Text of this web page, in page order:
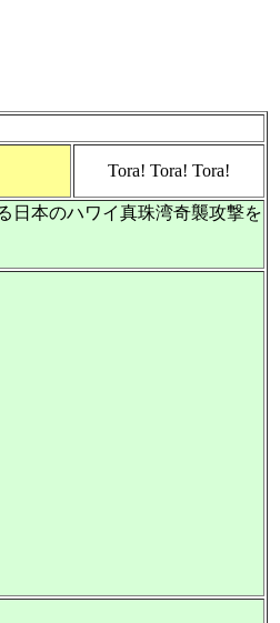
Tora! Tora! Tora!
日本のハワイ真珠湾奇襲攻撃を